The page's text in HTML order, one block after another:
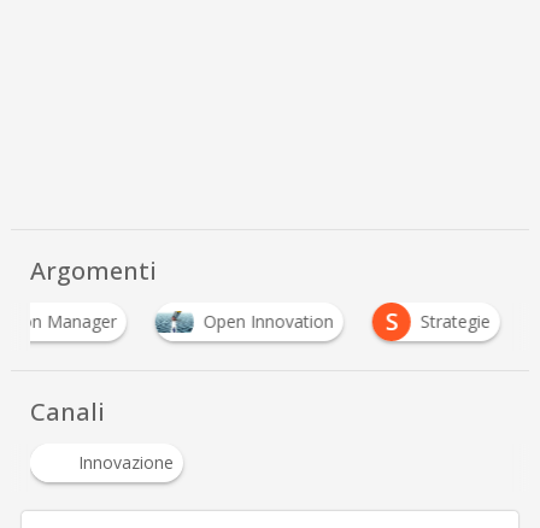
Argomenti
Manager Open Innovation S Strategie
Canali
Innovazione